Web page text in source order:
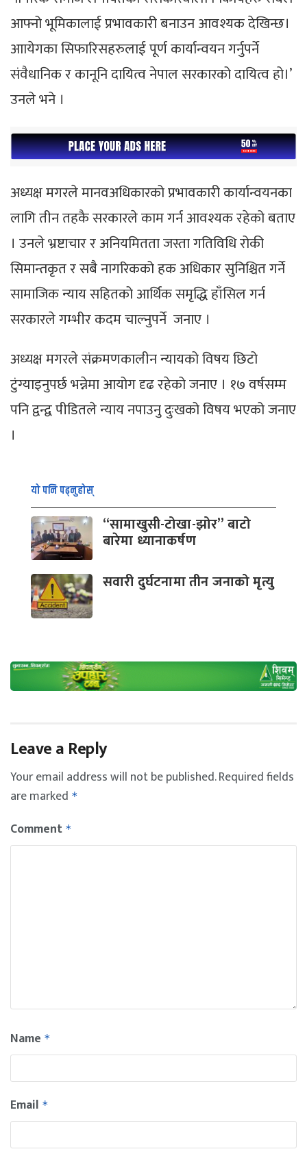
आफ्नो भूमिकालाई प्रभावकारी बनाउन आवश्यक देखिन्छ।
आायेगका सिफारिसहरुलाई पूर्ण कार्यान्वयन गर्नुपर्ने
संवैधानिक र कानूनि दायित्व नेपाल सरकारको दायित्व हो।’
उनले भने ।
अध्यक्ष मगरले मानवअधिकारको प्रभावकारी कार्यान्वयनका
लागि तीन तहकै सरकारले काम गर्न आवश्यक रहेको बताए
। उनले भ्रष्टाचार र अनियमितता जस्ता गतिविधि रोकी
सिमान्तकृत र सबै नागरिकको हक अधिकार सुनिश्चित गर्ने
सामाजिक न्याय सहितको आर्थिक समृद्धि हाँसिल गर्न
सरकारले गम्भीर कदम चाल्नुपर्ने जनाए ।
अध्यक्ष मगरले संक्रमणकालीन न्यायको विषय छिटो
टुंग्याइनुपर्छ भन्नेमा आयोग दृढ रहेको जनाए । १७ वर्षसम्म
पनि द्वन्द्व पीडितले न्याय नपाउनु दुःखको विषय भएको जनाए
।
यो पनि पढ्नुहोस्
“सामाखुसी-टोखा-झोर” बाटो
बारेमा ध्यानाकर्षण
सवारी दुर्घटनामा तीन जनाको मृत्यु
Leave a Reply
Your email address will not be published.Required fields
are marked *
Comment *
Name *
Email *